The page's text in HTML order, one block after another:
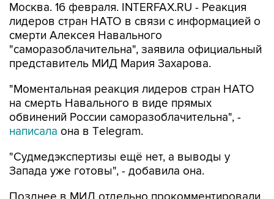
Москва. 16 февраля. INTERFAX.RU - Реакция
лидеров стран НАТО в связи с информацией о
смерти Алексея Навального
"саморазоблачительна", заявила официальный
представитель МИД Мария Захарова.
"Моментальная реакция лидеров стран НАТО
на смерть Навального в виде прямых
обвинений России саморазоблачительна", -
написала она в Тelegram.
"Судмедэкспертизы ещё нет, а выводы у
Запада уже готовы", - добавила она.